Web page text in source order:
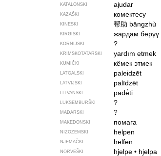
KATALONSKI ajudar
KAZAŠKI көмектесу
KINESKI 帮助 bāngzhù
KIRGISKI жардам берүү
KORNIJSKI ?
KRIMSKOTATARSKI yardım etmek
KUMIČKI кёмек этмек
LATGALSKI paleidzēt
LATVIJSKI palīdzēt
LITVANSKI padė́ti
LUKSEMBURŠKI ?
MAĐARSKI ?
MAKEDONSKI помага
NIZOZEMSKI helpen
NJEMAČKI helfen
NORVEŠKI hjelpe •hjelpa